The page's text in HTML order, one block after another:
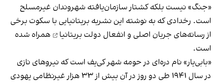
«جنگ» نیست بلکه کشتار سازمان‌یافته شهروندان غیرمسلح
است. رخدادی که به نوشته این نشریه بریتانیایی با سکوت برخی
از رسانه‌های جریان اصلی و انفعال دولت بریتانیا
همراه شده
است.
«بابی‌‌یار» نام دره‌ای در حومه شهر کی‌یف است که نیروهای نازی
در سال ۱۹۴۱ طی دو روز در آن بیش از ۳۳ هزار غیرنظامی یهودی